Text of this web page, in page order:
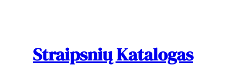
Straipsnių Katalogas